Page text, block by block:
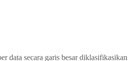
data secara garis besar diklasifikasikan